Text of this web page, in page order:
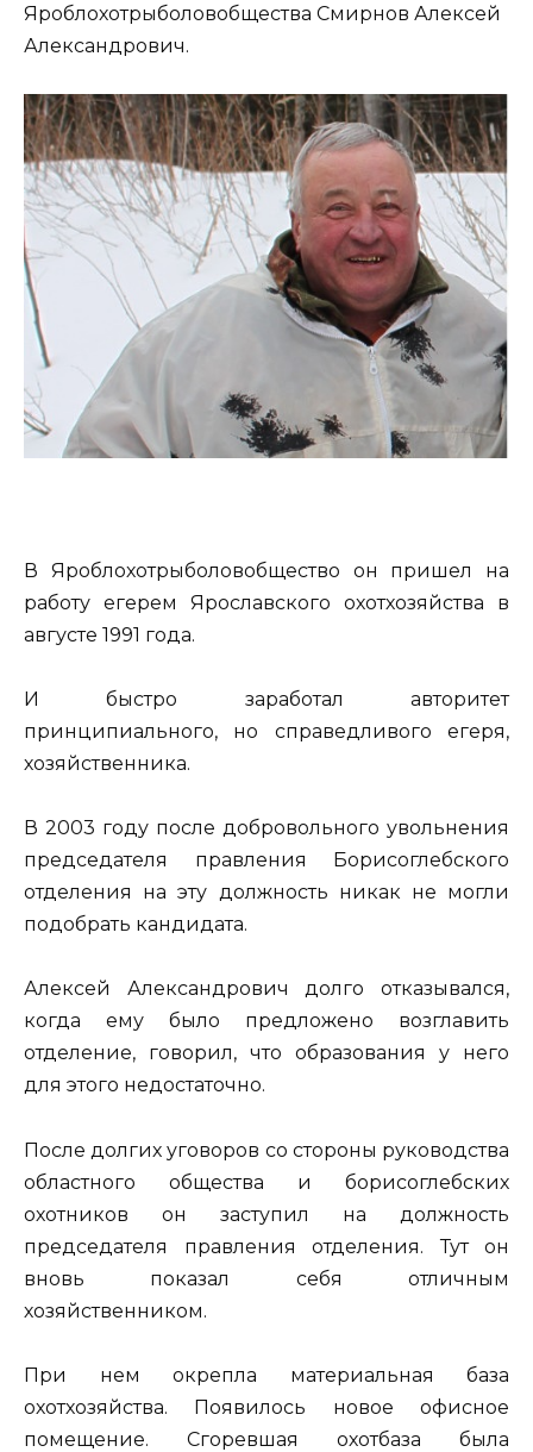
Яроблохотрыболовобщества Смирнов Алексей
Александрович.
В Яроблохотрыболовобщество он пришел на
работу егерем Ярославского охотхозяйства в
августе 1991 года.
И быстро заработал авторитет
принципиального, но справедливого егеря,
хозяйственника.
В 2003 году после добровольного увольнения
председателя правления Борисоглебского
отделения на эту должность никак не могли
подобрать кандидата.
Алексей Александрович долго отказывался,
когда ему было предложено возглавить
отделение, говорил, что образования у него
для этого недостаточно.
После долгих уговоров со стороны руководства
областного общества и борисоглебских
охотников он заступил на должность
председателя правления отделения. Тут он
вновь показал себя отличным
хозяйственником.
При нем окрепла материальная база
охотхозяйства. Появилось новое офисное
помещение. Сгоревшая охотбаза была